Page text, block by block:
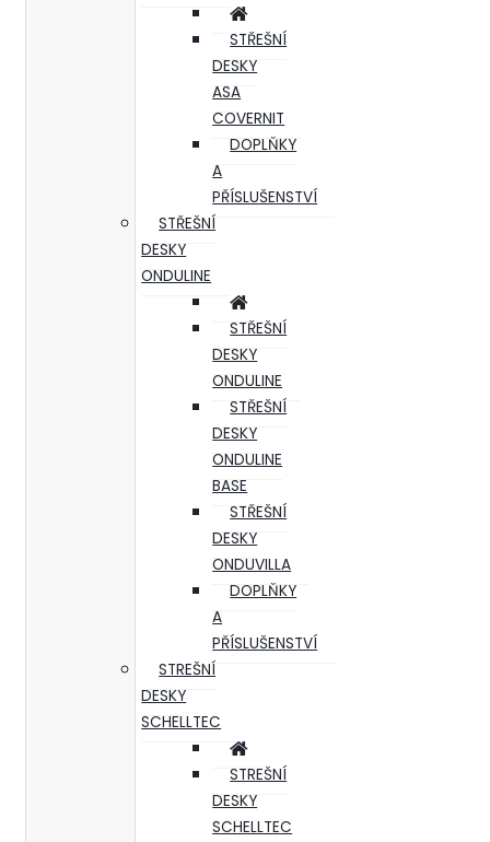
STŘEŠNÍ
DESKY
ASA
COVERNIT
DOPLŇKY
A
PŘÍSLUŠENSTVÍ
STŘEŠNÍ
DESKY
ONDULINE
STŘEŠNÍ
DESKY
ONDULINE
STŘEŠNÍ
DESKY
ONDULINE
BASE
STŘEŠNÍ
DESKY
ONDUVILLA
DOPLŇKY
A
PŘÍSLUŠENSTVÍ
STREŠNÍ
DESKY
SCHELLTEC
STREŠNÍ
DESKY
SCHELLTEC